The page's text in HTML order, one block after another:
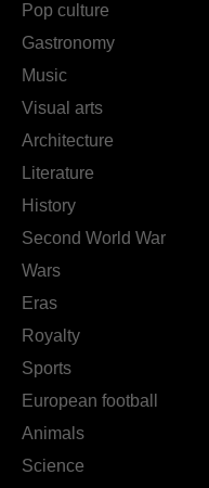
Pop culture
Gastronomy
Music
Visual arts
Architecture
Literature
History
Second World War
Wars
Eras
Royalty
Sports
European football
Animals
Science